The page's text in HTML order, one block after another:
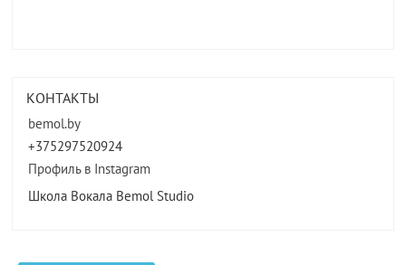
КОНТАКТЫ
bemol.by
+375297520924
Профиль в Instagram
Школа Вокала Bemol Studio